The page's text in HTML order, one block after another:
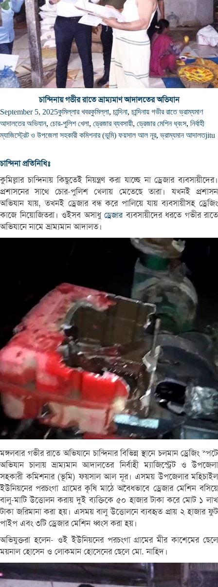
চান্দিনায় গভীর রাতে ভ্রাম্যমাণ আদালতের অভিযান
September 5, 2025কুমিল্লার খবরকুমিল্লা, চান্দিনা, চান্দিনায় গভীর রাতে ভ্রাম্যমাণ
আদালতের অভিযান, চোর-পুলিশ খেলা, ড্রেজার ব্যবসায়ী, ড্রেজার মেশিন ধ্বংস, নির্বাহী
ম্যাজিস্ট্রেট ও উপজেলা সহকারী কমিশনার (ভূমি) ফয়সাল আল নূর,ভ্রাম্যমান আদালতjitu
চান্দিনা প্রতিনিধিঃ
কুমিল্লার চান্দিনায় কিছুতেই নিয়ন্ত্রণ করা যাচ্ছে না ড্রেজার ব্যবসায়ীদের।
প্রশাসনের সাথে চোর-পুলিশ খেলায় মেতেছে তারা। যখনই প্রশাসন
অভিযান যায়, তখনই ড্রেজার বন্ধ করে পালিয়ে যায় ব্যবসায়ীসহ ড্রেজিং
কাজে নিয়োজিতরা। ওইসব অসাধু ড্রেজারব্যবসায়ীদের ধরতে গভীর রাতে
অভিযানে নামে ভ্রাম্যমান আদালত।
মঙ্গলবার গভীর রাতে অভিযানে চান্দিনার বিভিন্ন স্থানে চলমান ড্রেজিং স্পটে
অভিযান চালায় ভ্রাম্যমান আদালতের নির্বাহী ম্যাজিস্ট্রেট ও উপজেলা
সহকারী কমিশনার (ভূমি) ফয়সাল আল নূর। এসময় উপজেলার মহিচাইল
ইউনিয়নের পরচংগা গ্রামের কৃষি মাঠে অবৈধভাবে ড্রেজার মেশিন বসিয়ে
বালু-মাটি উত্তোলন করায় দুই ব্যক্তিকে ৫০ হাজার টাকা করে মোট ১ লাখ
টাকা জরিমানা করা হয়। এসময় বালু উত্তোলনে ব্যবহৃত প্রায় ২ হাজার ফুট
পাইপ এবং ৩টি ড্রেজার মেশিন ধ্বংস করা হয়।
অভিযুক্তরা হলেন- ওই ইউনিয়নের পরচংগা গ্রামের মীর কাশেমের ছেলে
ময়নাল হোসেন ও লোকমান হোসেনের ছেলে মো. নাহিদ।